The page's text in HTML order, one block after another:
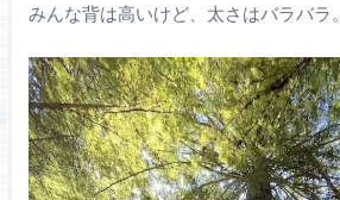
みんな背は高いけど、太さはバラバラ。